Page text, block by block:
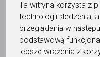
Ta witryna korzysta z
technologii śledzenia,
przeglądania w
podstawową
lepsze wrażenia z
Oznacz wystąpienie